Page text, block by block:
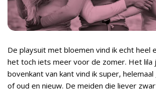
De playsuit met bloemen vind ik echt heel
het toch iets meer voor de zomer. Het lila
bovenkant van kant vind ik super,
of oud en nieuw. De meiden die liever